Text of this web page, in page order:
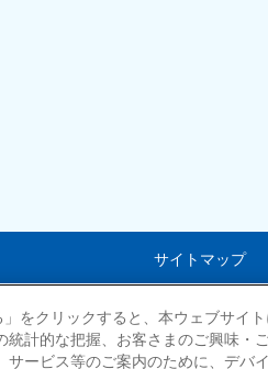
サイトマップ
」をクリックすると、本ウェブサイ
統計的な把握、お客さまのご興味・
サービス等のご案内のために、デバ